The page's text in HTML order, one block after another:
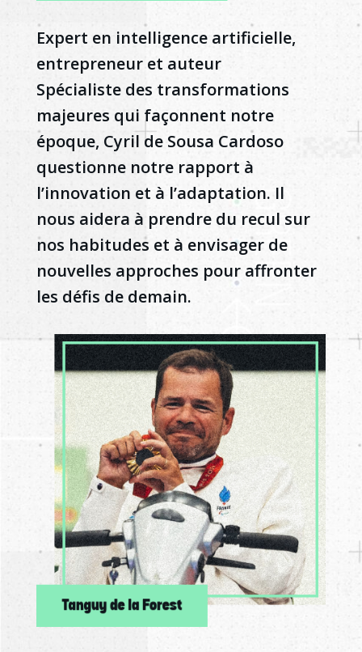
Expert en intelligence artificielle,
entrepreneur et auteur
Spécialiste des transformations
majeures qui façonnent notre
époque, Cyril de Sousa Cardoso
questionne notre rapport à
l’innovation et à l’adaptation. Il
nous aidera à prendre du recul sur
nos habitudes et à envisager de
nouvelles approches pour affronter
les défis de demain.